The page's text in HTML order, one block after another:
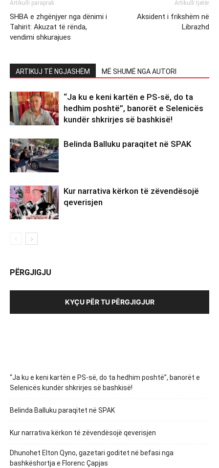
Artikulli paraprak
SHBA e zhgënjyer nga dënimi i
Tahirit: Akuzat të rënda,
vendimi shkurajues
Artikulli tjetër
Aksident i frikshëm në
Librazhd
ARTIKUJ TË NGJASHËM MË SHUMË NGA AUTORI
“Ja ku e keni kartën e PS-së, do ta
hedhim poshtë”, banorët e Selenicës
kundër shkrirjes së bashkisë!
Belinda Balluku paraqitet në SPAK
Kur narrativa kërkon të zëvendësojë
qeverisjen
PËRGJIGJU
KYÇU PËR TU PËRGJIGJUR
“Ja ku e keni kartën e PS-së, do ta hedhim poshtë”, banorët e
Selenicës kundër shkrirjes së bashkisë!
Belinda Balluku paraqitet në SPAK
Kur narrativa kërkon të zëvendësojë qeverisjen
Dhunohet Elton Qyno, gazetari goditet në befasi nga
bashkëshortja e Florenc Çapjas